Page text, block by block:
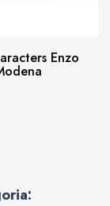
Enzo